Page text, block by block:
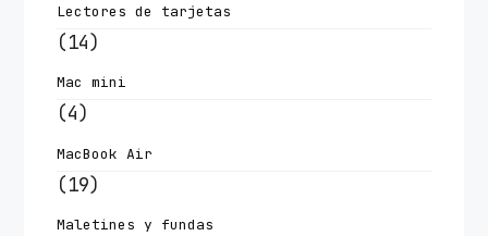
Lectores de tarjetas
(14)
Mac mini
(4)
MacBook Air
(19)
Maletines y fundas